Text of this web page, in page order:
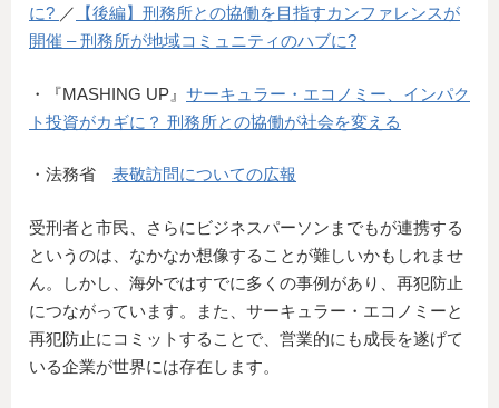
に? ／
【後編】刑務所との協働を目指すカンファレンスが
開催 – 刑務所が地域コミュニティのハブに?
・『MASHING UP』 サーキュラー・エコノミー、インパク
ト投資がカギに？ 刑務所との協働が社会を変える
・法務省 表敬訪問についての広報
受刑者と市民、さらにビジネスパーソンまでもが連携する
というのは、なかなか想像することが難しいかもしれませ
ん。しかし、海外ではすでに多くの事例があり、再犯防止
につながっています。また、サーキュラー・エコノミーと
再犯防止にコミットすることで、営業的にも成長を遂げて
いる企業が世界には存在します。